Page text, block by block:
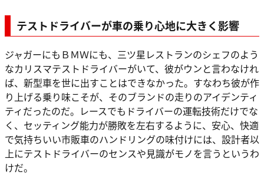
テストドライバーが車の乗り心地に大きく影響
ジャガーにもＢＭＷにも、三ツ星レストランのシェフのよう
なカリスマテストドライバーがいて、彼がウンと言わなけれ
ば、新型車を世に出すことはできなかった。すなわち彼が作
り上げる乗り味こそが、そのブランドの走りのアイデンティ
ティだったのだ。レースでもドライバーの運転技術だけでな
く、セッティング能力が勝敗を左右するように、安心、快適
で気持ちいい市販車のハンドリングの味付けには、設計者以
上にテストドライバーのセンスや見識がモノを言うというわ
けだ。